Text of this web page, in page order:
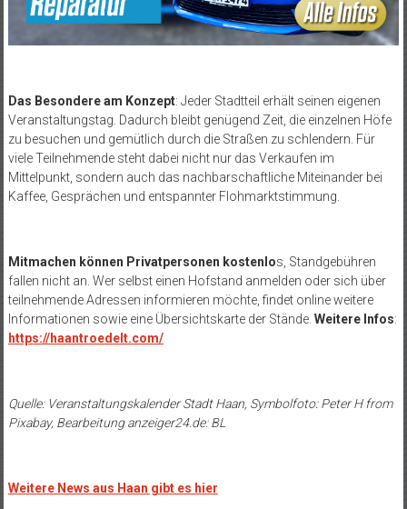
Das Besondere am Konzept: Jeder Stadtteil erhält seinen eigenen
Veranstaltungstag. Dadurch bleibt genügend Zeit, die einzelnen Höfe
zu besuchen und gemütlich durch die Straßen zu schlendern. Für
viele Teilnehmende steht dabei nicht nur das Verkaufen im
Mittelpunkt, sondern auch das nachbarschaftliche Miteinander bei
Kaffee, Gesprächen und entspannter Flohmarktstimmung.
Mitmachen können Privatpersonen kostenlos, Standgebühren
fallen nicht an. Wer selbst einen Hofstand anmelden oder sich über
teilnehmende Adressen informieren möchte, findet online weitere
Informationen sowie eine Übersichtskarte der Stände. Weitere Infos:
https://haantroedelt.com/
Quelle: Veranstaltungskalender Stadt Haan, Symbolfoto:Peter Hfrom
Pixabay, Bearbeitung anzeiger24.de: BL
Weitere News aus Haan gibt es hier